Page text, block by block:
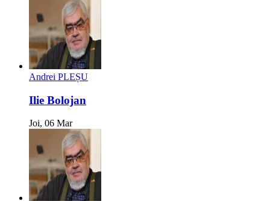
Andrei PLEȘU
Ilie Bolojan
Joi, 06 Mar